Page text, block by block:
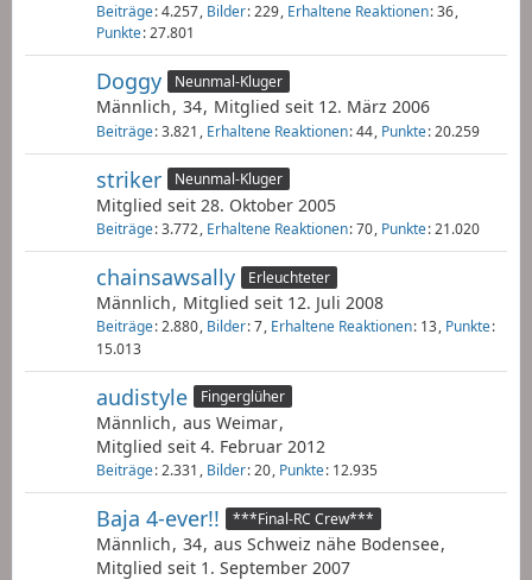
Beiträge 4.257 Bilder 229 Erhaltene Reaktionen 36
Punkte 27.801
Doggy Neunmal-Kluger
Männlich 34 Mitglied seit 12. März 2006
Beiträge 3.821 Erhaltene Reaktionen 44 Punkte 20.259
striker Neunmal-Kluger
Mitglied seit 28. Oktober 2005
Beiträge 3.772 Erhaltene Reaktionen 70 Punkte 21.020
chainsawsally Erleuchteter
Männlich Mitglied seit 12. Juli 2008
Beiträge 2.880 Bilder 7 Erhaltene Reaktionen 13 Punkte
15.013
audistyle Fingerglüher
Männlich aus Weimar
Mitglied seit 4. Februar 2012
Beiträge 2.331 Bilder 20 Punkte 12.935
Baja 4-ever!! ***Final-RC Crew***
Männlich 34 aus Schweiz nähe Bodensee
Mitglied seit 1. September 2007